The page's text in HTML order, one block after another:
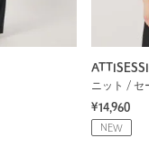
ニット / セ
¥14,960
NEW